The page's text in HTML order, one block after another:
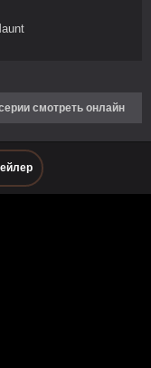
смотреть онлайн